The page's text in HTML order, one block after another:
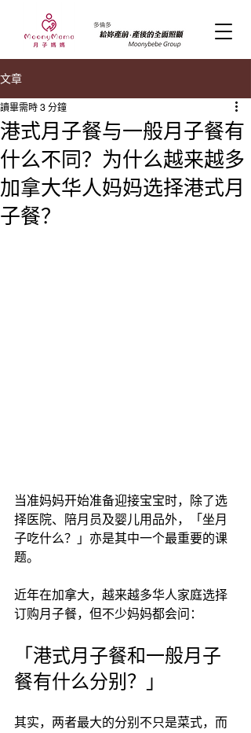
文章
港式月子餐与一般月子餐有
什么不同？为什么越来越多
加拿大华人妈妈选择港式月
子餐？
讀畢需時 3 分鐘
当准妈妈开始准备迎接宝宝时，除了选
择医院、陪月员及婴儿用品外，「坐月
子吃什么？」亦是其中一个最重要的课
题。
近年在加拿大，越来越多华人家庭选择
订购月子餐，但不少妈妈都会问：
「港式月子餐和一般月子
餐有什么分别？」
其实，两者最大的分别不只是菜式，而